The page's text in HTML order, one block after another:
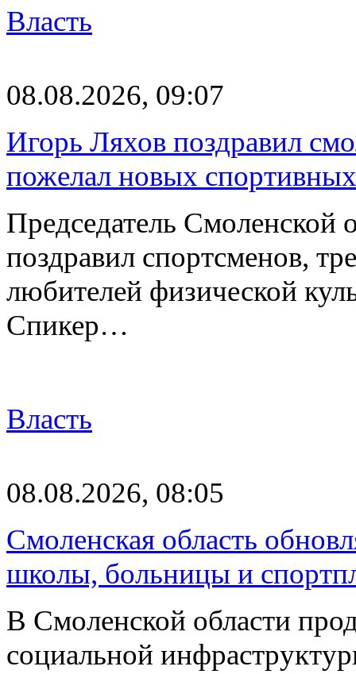
Власть
08.08.2026, 09:07
Игорь Ляхов поздравил
пожелал новых
Председатель
поздравил спортсменов,
любителей физической
Спикер…
Власть
08.08.2026, 08:05
Смоленская область
школы, больницы и
В Смоленской области
социальной